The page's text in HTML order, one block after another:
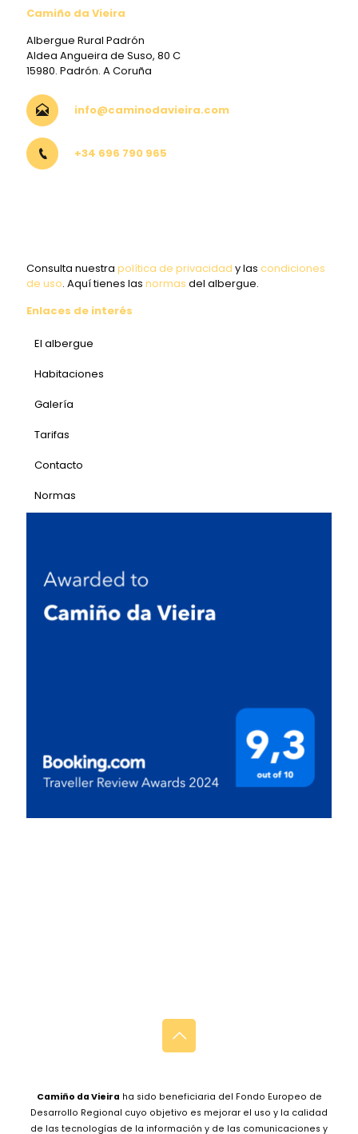
Camiño da Vieira
Albergue Rural Padrón
Aldea Angueira de Suso, 80 C
15980. Padrón. A Coruña
info@caminodavieira.com
+34 696 790 965
Consulta nuestra política de privacidad y las condiciones
de uso. Aquí tienes las normas del albergue.
Enlaces de interés
El albergue
Habitaciones
Galería
Tarifas
Contacto
Normas
Camiño da Vieira ha sido beneficiaria del Fondo Europeo de
Desarrollo Regional cuyo objetivo es mejorar el uso y la calidad
de las tecnologías de la información y de las comunicaciones y